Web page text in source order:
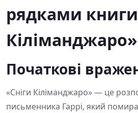
рядками книги
Кіліманджаро»
Початкові
«Сніги Кіліманджаро» — це
письменника Гаррі, який